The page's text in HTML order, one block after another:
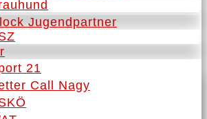
Jugendpartner
21
Call Nagy